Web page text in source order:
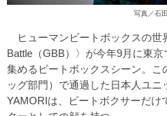
写真／石
ヒューマンビートボックスの世
Battle（GBB）〉が今年9月に東
集めるビートボックスシーン。こ
ッグ部門）で通過した日本人ユニ
YAMORIは、ビートボクサーだけ